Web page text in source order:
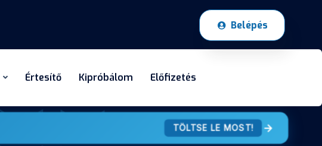
Belépés
Értesítő Kipróbálom Előfizetés
TÖLTSE LE MOST!